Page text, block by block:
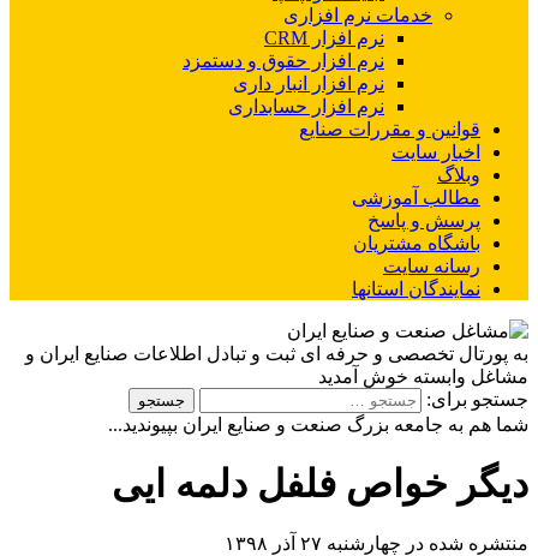
خدمات نرم افزاری
نرم افزار CRM
نرم افزار حقوق و دستمزد
نرم افزار انبار داری
نرم افزار حسابداری
قوانین و مقررات صنایع
اخبار سایت
وبلاگ
مطالب آموزشی
پرسش و پاسخ
باشگاه مشتریان
رسانه سایت
نمایندگان استانها
به پورتال تخصصی و حرفه ای ثبت و تبادل اطلاعات صنایع ایران و
مشاغل وابسته خوش آمدید
جستجو برای:
شما هم به جامعه بزرگ صنعت و صنایع ایران بپیوندید...
دیگر خواص فلفل دلمه ایی
منتشره شده در چهارشنبه ۲۷ آذر ۱۳۹۸